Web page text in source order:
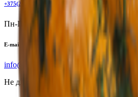
+375(29)6875999
Пн-Пт: 8:00 - 17:00
E-mail
info@yoda.by
Не для электронных обращений